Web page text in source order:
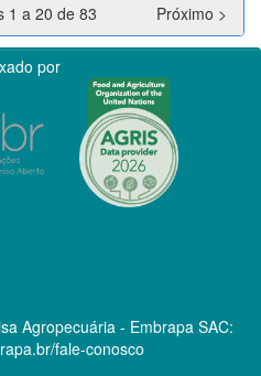
1 a 20 de 83 Próximo >
por
Agropecuária - Embrapa SAC:
fale-conosco